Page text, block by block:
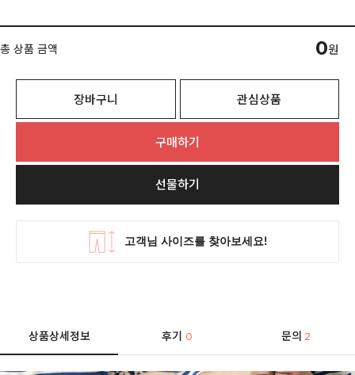
총 상품 금액 0원
장바구니 관심상품
구매하기
선물하기
상품상세정보 후기0 문의 2